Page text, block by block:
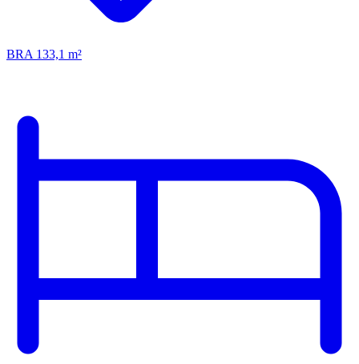
BRA 133,1 m²